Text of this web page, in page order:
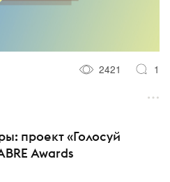
2421 1
проект «Голосуй
Awards